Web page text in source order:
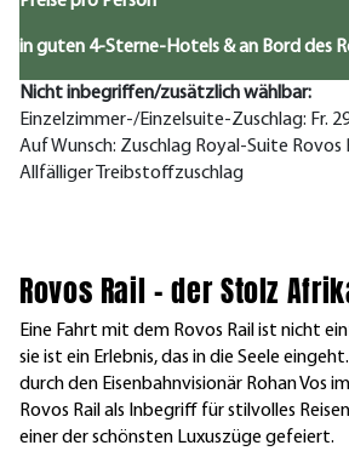
in guten 4-Sterne-Hotels & an Bord des
Nicht inbegriffen/zusätzlich wählbar:
Einzelzimmer-/Einzelsuite-Zuschlag: Fr.
Auf Wunsch: Zuschlag Royal-Suite Rovos
Allfälliger Treibstoffzuschlag
Rovos Rail – der Stolz
Eine Fahrt mit dem Rovos Rail ist nicht
sie ist ein Erlebnis, das in die Seele
durch den Eisenbahnvisionär Rohan Vos
Rovos Rail als Inbegriff für stilvolles
einer der schönsten Luxuszüge gefeiert.